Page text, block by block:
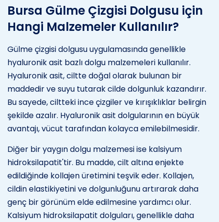
Bursa Gülme Çizgisi Dolgusu için
Hangi Malzemeler Kullanılır?
Gülme çizgisi dolgusu uygulamasında genellikle
hyaluronik asit bazlı dolgu malzemeleri kullanılır.
Hyaluronik asit, ciltte doğal olarak bulunan bir
maddedir ve suyu tutarak cilde dolgunluk kazandırır.
Bu sayede, ciltteki ince çizgiler ve kırışıklıklar belirgin
şekilde azalır. Hyaluronik asit dolgularının en büyük
avantajı, vücut tarafından kolayca emilebilmesidir.
Diğer bir yaygın dolgu malzemesi ise kalsiyum
hidroksilapatit'tir. Bu madde, cilt altına enjekte
edildiğinde kollajen üretimini teşvik eder. Kollajen,
cildin elastikiyetini ve dolgunluğunu artırarak daha
genç bir görünüm elde edilmesine yardımcı olur.
Kalsiyum hidroksilapatit dolguları, genellikle daha